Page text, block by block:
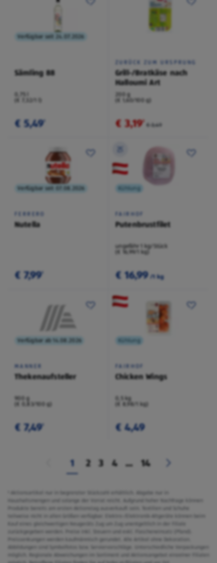
Verfügbar seit 24.07.2026
Sämling 88
€ 5,49¹
ZURÜCK ZUM URSPRUNG
Grill-/Bratkäse nach
Halloumi Art
200 g
(€ 1,60/100 g)
€ 3,19² € 3,49
Verfügbar seit 07.08.2026
FERRERO
Nutella
€ 7,99¹
Kühlung
FAIRHOF
Putenbrustfilet
ungefähr 1 kg/Stück
(€ 16,99/1 kg)
€ 16,99 /1 kg
Verfügbar ab 14.08.2026
MANNER
Thekenaufsteller
900 g
(€ 0,83/100 g)
€ 7,49¹
Kühlung
FAIRHOF
Chicken Wings
0,5 kg
(€ 8,98/1 kg)
€ 4,49
1 2 3 4 ... 14
Haushaltsmengen und solange der Vorrat reicht. Aufgrund hoher Nachfrage können
teilweise nicht in allen Größen verfügbar. Elektro-/Elektronik-Altgeräte können beim
Kauf eines gleichwertigen Neugeräts Zug um Zug unentgeltlich in der Filiale
zurückgegeben werden. Preise inkl. Steuern und exkl. Flascheneinsatz (Pfand).
Preissenkungen werden kaufmännisch gerundet. Alle Artikel ohne Dekoration.
Abbildungen sind Symbolfotos bzw. Serviervorschläge. Unterschiedliche Verpackungen
möglich. Regionale Abweichungen im Sortiment und Aktionsangebot einzelner Filialen